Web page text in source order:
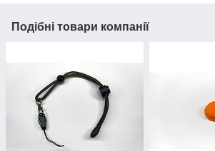
Подібні товари компанії